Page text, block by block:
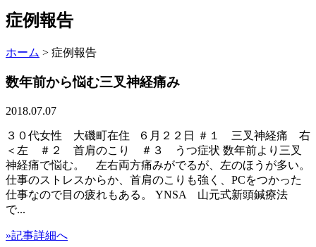
症例報告
ホーム > 症例報告
数年前から悩む三叉神経痛み
2018.07.07
３０代女性 大磯町在住 ６月２２日 ＃１ 三叉神経痛 右
＜左 ＃２ 首肩のこり ＃３ うつ症状 数年前より三叉
神経痛で悩む。 左右両方痛みがでるが、左のほうが多い。
仕事のストレスからか、首肩のこりも強く、PCをつかった
仕事なので目の疲れもある。 YNSA 山元式新頭鍼療法
で...
»記事詳細へ